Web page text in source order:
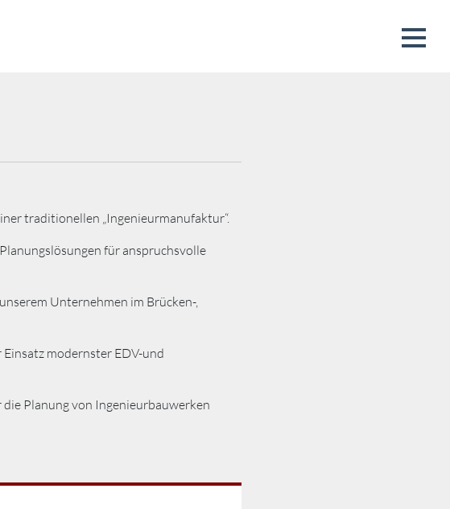
traditionellen „Ingenieurmanufaktur“.
für anspruchsvolle
Unternehmen im Brücken-,
modernster EDV-und
Planung von Ingenieurbauwerken